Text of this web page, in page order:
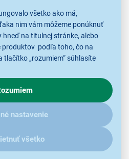
všetko ako má,
nim vám môžeme ponúknuť
na titulnej stránke, alebo
podľa toho, čo na
„rozumiem“ súhlasíte
cielených reklám.
ako u nás s cookies a
sem.
nastavenie
všetko
23 minút, doba nabíjania 88
minút, maximálny dosah signálu 10
aj Bluetooth, interné úložisko 46